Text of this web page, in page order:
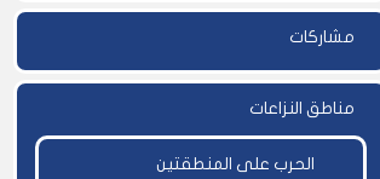
مشاركات
مناطق النزاعات
الحرب على المنطقتين